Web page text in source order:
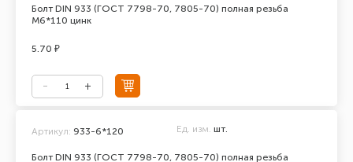
Болт DIN 933 (ГОСТ 7798-70, 7805-70) полная резьба
М6*110 цинк
5.70 ₽
Болт DIN 933 (ГОСТ 7798-70, 7805-70) полная резьба
Артикул: 933-6*120 Ед. изм. шт.